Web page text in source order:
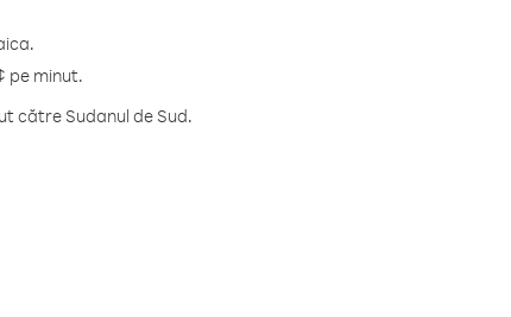
pe minut.
către Sudanul de Sud.